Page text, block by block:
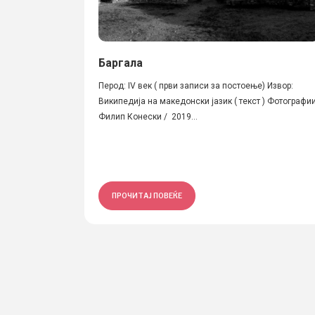
Баргала
Перод: IV век ( први записи за постоење) Извор:
Википедија на македонски јазик ( текст )
Филип Конески / 2019...
ПРОЧИТАЈ ПОВЕЌЕ